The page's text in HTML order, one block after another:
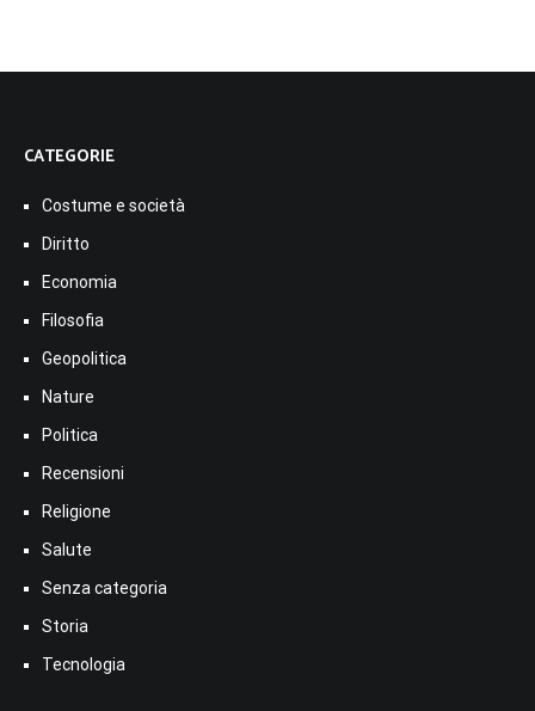
CATEGORIE
Costume e società
Diritto
Economia
Filosofia
Geopolitica
Nature
Politica
Recensioni
Religione
Salute
Senza categoria
Storia
Tecnologia